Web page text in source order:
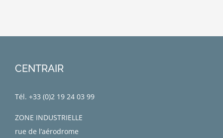
CENTRAIR
Tél. +33 (0)2 19 24 03 99
ZONE INDUSTRIELLE
rue de l’aérodrome